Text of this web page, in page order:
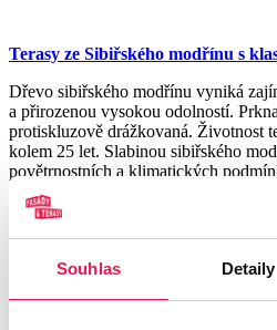
Souhlas Detaily
Terasy ze Sibiřského modřínu s
Dřevo sibiřského modřínu vyniká
a přirozenou vysokou odolností.
protiskluzově drážkovaná. Životnost
kolem 25 let. Slabinou sibiřského
povětrnostních a klimatických
povrchu k vytváření podélných
prken.
váš projekt poradíme.Stačí nám